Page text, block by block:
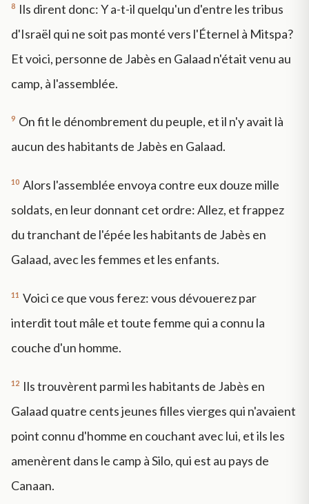
8 Ils dirent donc: Y a-t-il quelqu'un d'entre les tribus
d'Israël qui ne soit pas monté vers l'Éternel à Mitspa?
Et voici, personne de Jabès en Galaad n'était venu au
camp, à l'assemblée.
9 On fit le dénombrement du peuple, et il n'y avait là
aucun des habitants de Jabès en Galaad.
10 Alors l'assemblée envoya contre eux douze mille
soldats, en leur donnant cet ordre: Allez, et frappez
du tranchant de l'épée les habitants de Jabès en
Galaad, avec les femmes et les enfants.
11 Voici ce que vous ferez: vous dévouerez par
interdit tout mâle et toute femme qui a connu la
couche d'un homme.
12 Ils trouvèrent parmi les habitants de Jabès en
Galaad quatre cents jeunes filles vierges qui n'avaient
point connu d'homme en couchant avec lui, et ils les
amenèrent dans le camp à Silo, qui est au pays de
Canaan.